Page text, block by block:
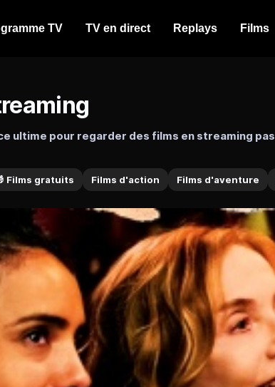
TV TV en direct Replays Films
Films gratuits Films d'action Films d'aventure
ultime pour regarder des films en streaming
quels que soient vos goût en matière de cinéma.
en streaming VF et VOSTFR en replay
de films en streaming gratuit en version
sans publicité, avec plus de 40 chaînes incluant :
du groupe Canal Plus
comme Ciné Western ou Ciné Nanar
pour les films d'horreur...
en streaming passés à la TV sur les différentes